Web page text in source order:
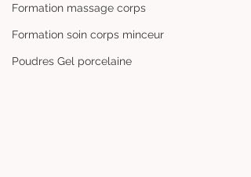
Formation massage corps
Formation soin corps minceur
Poudres Gel porcelaine